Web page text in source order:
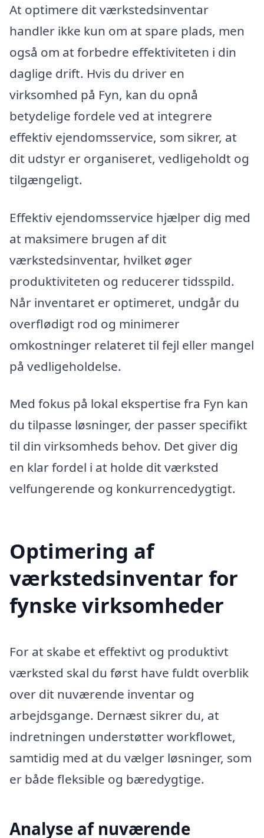
At optimere dit værkstedsinventar
handler ikke kun om at spare plads, men
også om at forbedre effektiviteten i din
daglige drift. Hvis du driver en
virksomhed på Fyn, kan du opnå
betydelige fordele ved at integrere
effektiv ejendomsservice, som sikrer, at
dit udstyr er organiseret, vedligeholdt og
tilgængeligt.
Effektiv ejendomsservice hjælper dig med
at maksimere brugen af dit
værkstedsinventar, hvilket øger
produktiviteten og reducerer tidsspild.
Når inventaret er optimeret, undgår du
overflødigt rod og minimerer
omkostninger relateret til fejl eller mangel
på vedligeholdelse.
Med fokus på lokal ekspertise fra Fyn kan
du tilpasse løsninger, der passer specifikt
til din virksomheds behov. Det giver dig
en klar fordel i at holde dit værksted
velfungerende og konkurrencedygtigt.
Optimering af
værkstedsinventar for
fynske virksomheder
For at skabe et effektivt og produktivt
værksted skal du først have fuldt overblik
over dit nuværende inventar og
arbejdsgange. Dernæst sikrer du, at
indretningen understøtter workflowet,
samtidig med at du vælger løsninger, som
er både fleksible og bæredygtige.
Analyse af nuværende